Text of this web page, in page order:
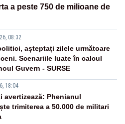
a peste 750 de milioane de
08:32
așteptați zilele următoare
Scenariile luate în calcul
Guvern - SURSE
18:04
avertizează: Phenianul
trimiterea a 50.000 de militari